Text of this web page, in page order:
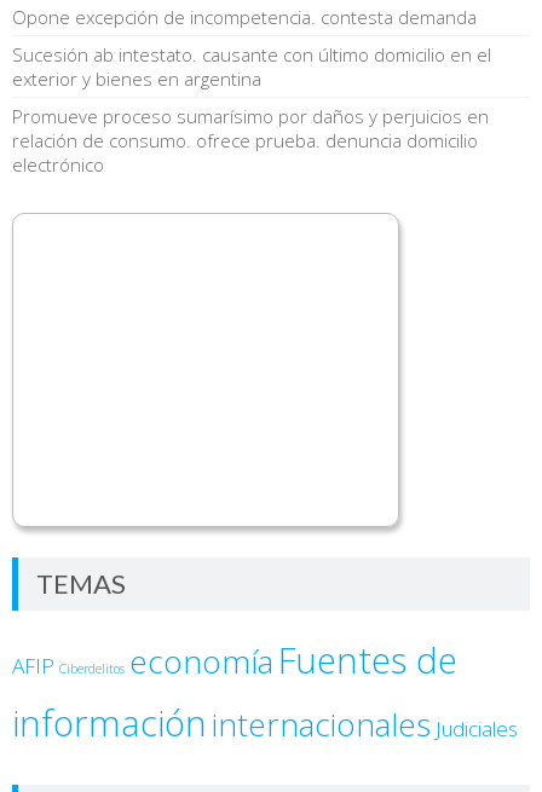
Opone excepción de incompetencia. contesta demanda
Sucesión ab intestato. causante con último domicilio en el
exterior y bienes en argentina
Promueve proceso sumarísimo por daños y perjuicios en
relación de consumo. ofrece prueba. denuncia domicilio
electrónico
TEMAS
AFIP Ciberdelitos economía Fuentes de
informacióninternacionales Judiciales